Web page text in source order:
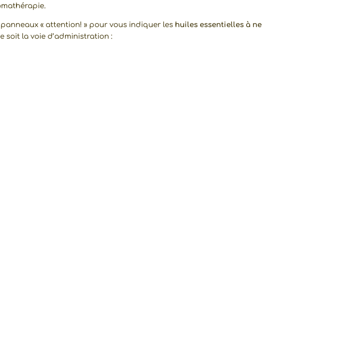
« attention! » pour vous indiquer les huiles essentielles à ne
soit la voie d’administration :